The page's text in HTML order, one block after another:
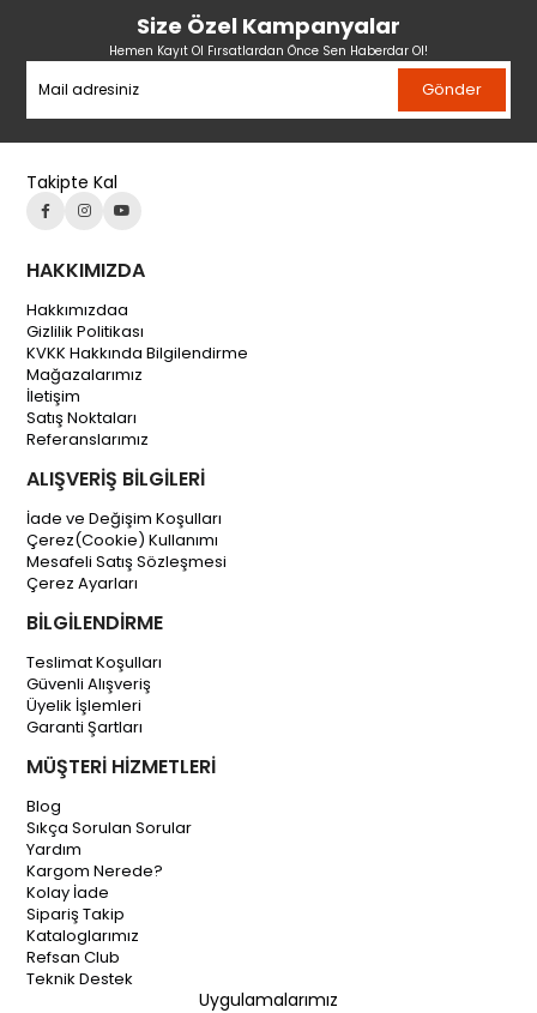
Size Özel Kampanyalar
Hemen Kayıt Ol Fırsatlardan Önce Sen Haberdar Ol!
Gönder
Takipte Kal
HAKKIMIZDA
Hakkımızdaa
Gizlilik Politikası
KVKK Hakkında Bilgilendirme
Mağazalarımız
İletişim
Satış Noktaları
Referanslarımız
ALIŞVERİŞ BİLGİLERİ
İade ve Değişim Koşulları
Çerez(Cookie) Kullanımı
Mesafeli Satış Sözleşmesi
Çerez Ayarları
BİLGİLENDİRME
Teslimat Koşulları
Güvenli Alışveriş
Üyelik İşlemleri
Garanti Şartları
MÜŞTERİ HİZMETLERİ
Blog
Sıkça Sorulan Sorular
Yardım
Kargom Nerede?
Kolay İade
Sipariş Takip
Kataloglarımız
Refsan Club
Teknik Destek
Uygulamalarımız